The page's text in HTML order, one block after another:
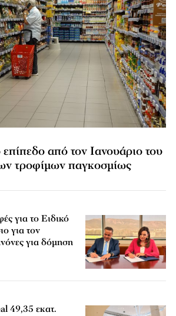
από τον Ιανουάριο του
τροφίμων παγκοσμίως
για το Ειδικό
για τον
για δόμηση
49,35 εκατ.